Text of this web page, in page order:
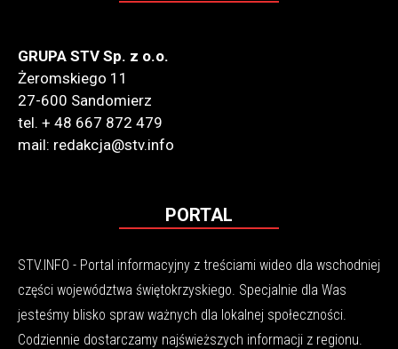
GRUPA STV Sp. z o.o.
Żeromskiego 11
27-600 Sandomierz
tel. + 48 667 872 479
mail: redakcja@stv.info
PORTAL
STV.INFO - Portal informacyjny z treściami wideo dla wschodniej
części województwa świętokrzyskiego. Specjalnie dla Was
jesteśmy blisko spraw ważnych dla lokalnej społeczności.
Codziennie dostarczamy najświeższych informacji z regionu.